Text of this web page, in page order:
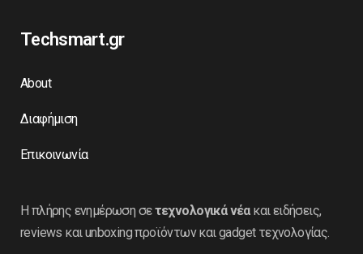
Techsmart.gr
About
Διαφήμιση
Επικοινωνία
Η πλήρης ενημέρωση σετεχνολογικά νέακαι ειδήσεις,
reviews και unboxing προϊόντων και gadget τεχνολογίας.